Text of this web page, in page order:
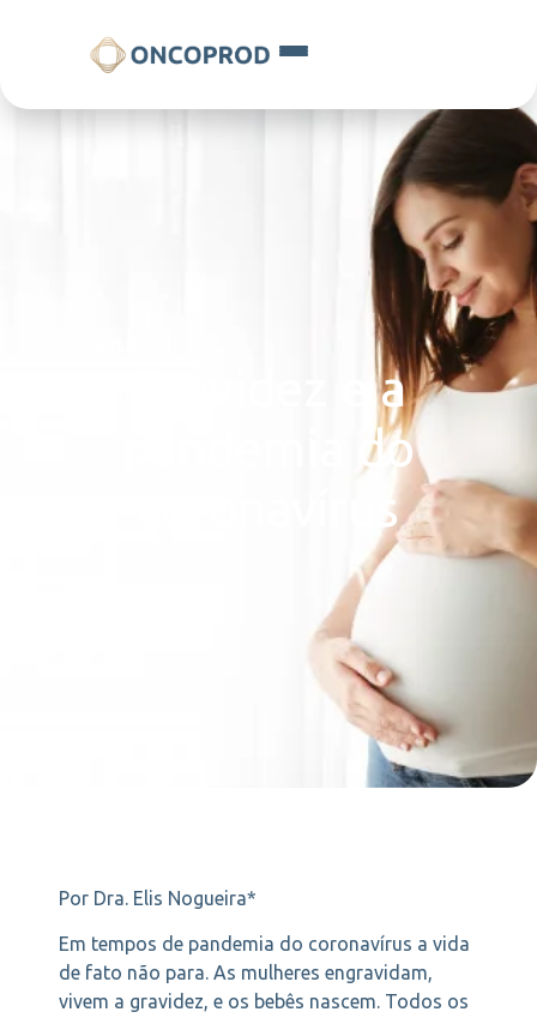
Gravidez e a
pandemia do
coronavírus
Por Dra. Elis Nogueira*
Em tempos de pandemia do coronavírus a vida
de fato não para. As mulheres engravidam,
vivem a gravidez, e os bebês nascem. Todos os